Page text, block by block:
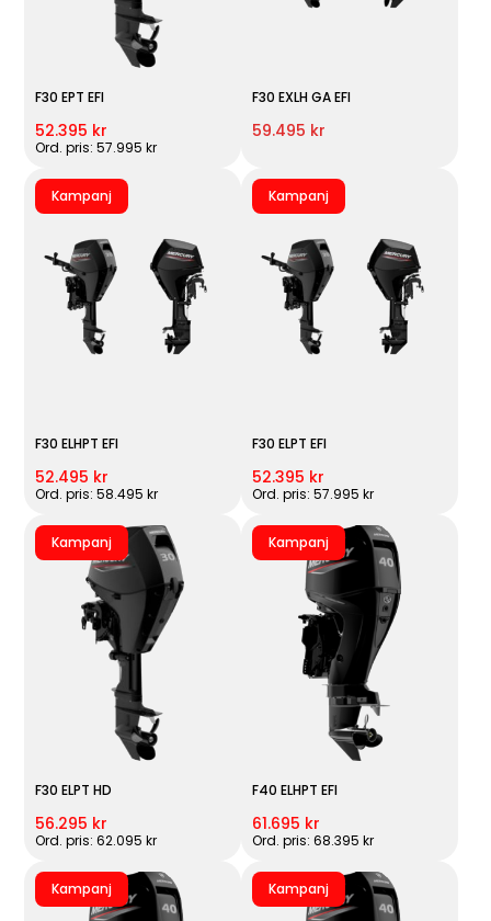
F30 EPT EFI
52.395 kr
Ord. pris: 57.995 kr
F30 EXLH GA EFI
59.495 kr
Kampanj
F30 ELHPT EFI
52.495 kr
Ord. pris: 58.495 kr
Kampanj
F30 ELPT EFI
52.395 kr
Ord. pris: 57.995 kr
Kampanj
F30 ELPT HD
56.295 kr
Ord. pris: 62.095 kr
Kampanj
F40 ELHPT EFI
61.695 kr
Ord. pris: 68.395 kr
Kampanj Kampanj